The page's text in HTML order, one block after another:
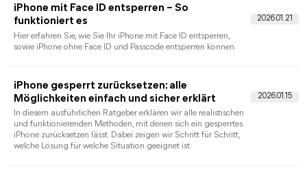
iPhone E-Mail Passwort anzeigen – So finden
Wie kann man das iPhone E-Mail Passwort anzeigen? Lesen
Sie, welche Möglichkeiten Apple bietet, wo gespeicherte
Passwörter zu finden sind und was bei vergessenen Mail-
Passwörtern hilft.